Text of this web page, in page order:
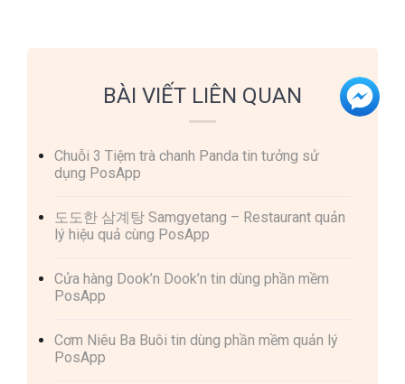
BÀI VIẾT LIÊN QUAN
Chuỗi 3 Tiệm trà chanh Panda tin tưởng sử
dụng PosApp
도도한 삼계탕 Samgyetang – Restaurant quản
lý hiệu quả cùng PosApp
Cửa hàng Dook’n Dook’n tin dùng phần mềm
PosApp
Cơm Niêu Ba Buôi tin dùng phần mềm quản lý
PosApp